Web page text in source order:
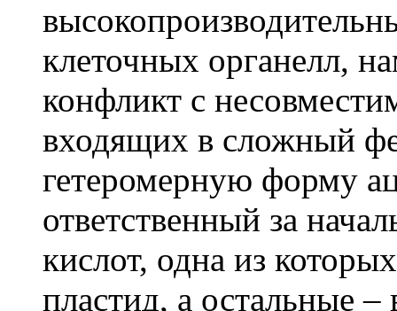
клеточных органелл,
конфликт с
входящих в сложный
гетеромерную форму
ответственный за
кислот, одна из
пластид, а остальные